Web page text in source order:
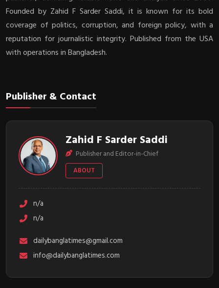
Founded by Zahid F Sarder Saddi, it is known for its bold
coverage of politics, corruption, and foreign policy, with a
reputation for journalistic integrity. Published from the USA
with operations in Bangladesh.
Publisher & Contact
Zahid F Sarder Saddi
Publisher and Editor-in-Chief
ABOUT
n/a
n/a
dailybanglatimes@gmail.com
info@dailybanglatimes.com